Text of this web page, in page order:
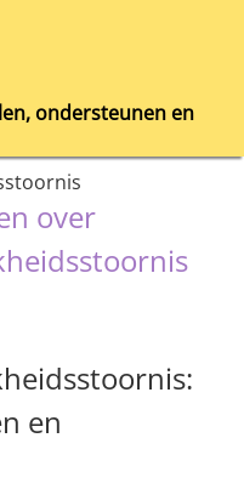
ondersteunen en
over
en